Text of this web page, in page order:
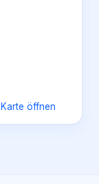
öffnen